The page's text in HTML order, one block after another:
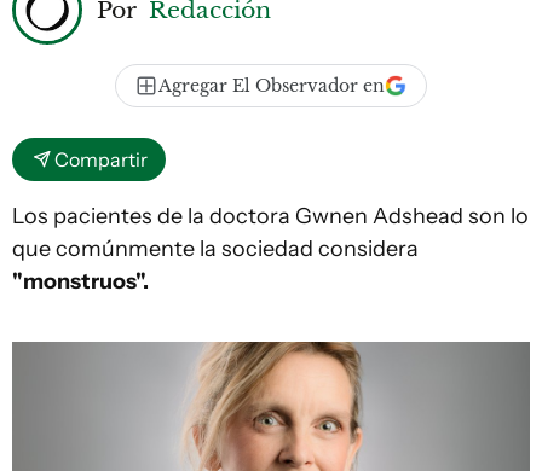
Por Redacción
Agregar El Observador en
Compartir
Los pacientes de la doctora Gwnen Adshead son lo
que comúnmente la sociedad considera
"monstruos".